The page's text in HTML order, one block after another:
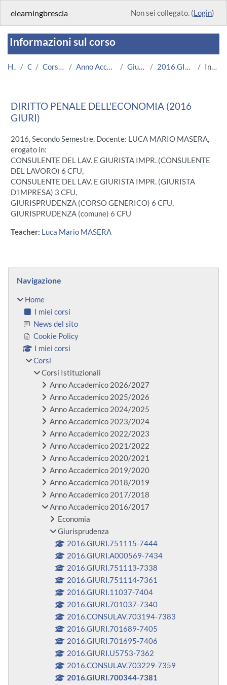
elearningbrescia Non sei collegato. (Login)
Informazioni sul corso
Home Corsi Corsi Istituzionali Anno Accademico 2016/2017 Giurisprudenza 2016.GIURI.700344-7381 Introduzione
DIRITTO PENALE DELL'ECONOMIA (2016
GIURI)
2016, Secondo Semestre, Docente: LUCA MARIO MASERA,
erogato in:
CONSULENTE DEL LAV. E GIURISTA IMPR. (CONSULENTE
DEL LAVORO) 6 CFU,
CONSULENTE DEL LAV. E GIURISTA IMPR. (GIURISTA
D'IMPRESA) 3 CFU,
GIURISPRUDENZA (CORSO GENERICO) 6 CFU,
GIURISPRUDENZA (comune) 6 CFU
Teacher: Luca Mario MASERA
Blocchi
Navigazione
Home
I miei corsi
News del sito
Cookie Policy
I miei corsi
Corsi
Corsi Istituzionali
Anno Accademico 2026/2027
Anno Accademico 2025/2026
Anno Accademico 2024/2025
Anno Accademico 2023/2024
Anno Accademico 2022/2023
Anno Accademico 2021/2022
Anno Accademico 2020/2021
Anno Accademico 2019/2020
Anno Accademico 2018/2019
Anno Accademico 2017/2018
Anno Accademico 2016/2017
Economia
Giurisprudenza
2016.GIURI.751115-7444
2016.GIURI.A000569-7434
2016.GIURI.751113-7338
2016.GIURI.751114-7361
2016.GIURI.11037-7404
2016.GIURI.701037-7340
2016.CONSULAV.703194-7383
2016.GIURI.701689-7405
2016.GIURI.701695-7406
2016.GIURI.U5753-7362
2016.CONSULAV.703229-7359
2016.GIURI.700344-7381